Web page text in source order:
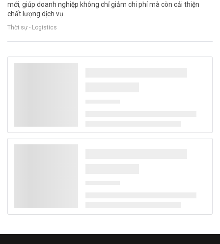
mới, giúp doanh nghiệp không chỉ giảm chi phí mà còn cải thiện
chất lượng dịch vụ.
Thời sự - Logistics